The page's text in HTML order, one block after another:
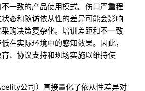
一致的产品使用模式。伤口严重程
态和随访依从性的差异可能会影响
购决策复杂化。培训差距和不一致
在实际环境中的感知效果。因此，
、协议支持和现场实施以维持使
公司）直接量化了依从性差异对